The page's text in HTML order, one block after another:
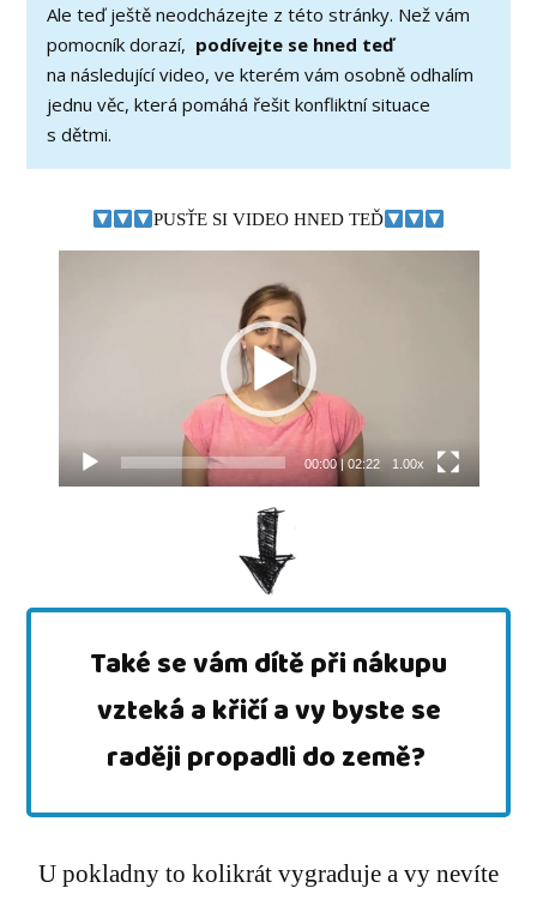
Ale teď ještě neodcházejte z této stránky. Než vám
pomocník dorazí, podívejte se hned teď
na následující video, ve kterém vám osobně odhalím
jednu věc, která pomáhá řešit konfliktní situace
s dětmi.
PUSŤE SI VIDEO HNED TEĎ
00:00|02:22 1.00x
Také se vám dítě při nákupu
vzteká a křičí a vy byste se
raději propadli do země?
U pokladny to kolikrát vygraduje a vy nevíte